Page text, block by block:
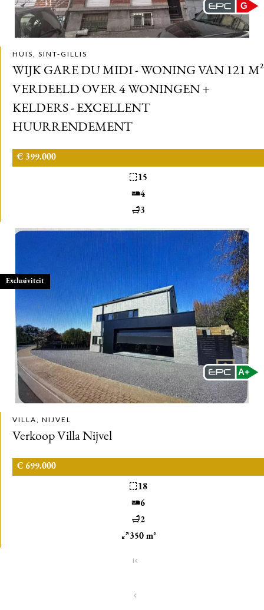
HUIS, SINT-GILLIS
WIJK GARE DU MIDI - WONING VAN 121 M²
VERDEELD OVER 4 WONINGEN +
KELDERS - EXCELLENT
HUURRENDEMENT
€ 399.000
15
4
3
G
VILLA, NIJVEL
Verkoop Villa Nijvel
€ 699.000
18
6
2
350 m²
Exclusiviteit
A+